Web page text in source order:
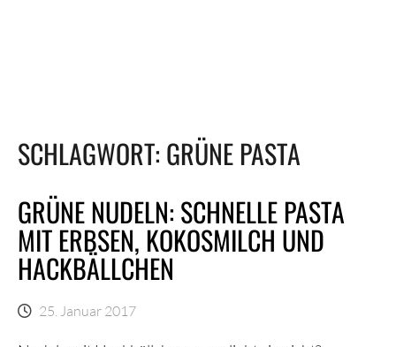
SCHLAGWORT: GRÜNE PASTA
GRÜNE NUDELN: SCHNELLE PASTA
MIT ERBSEN, KOKOSMILCH UND
HACKBÄLLCHEN
25. Januar 2017